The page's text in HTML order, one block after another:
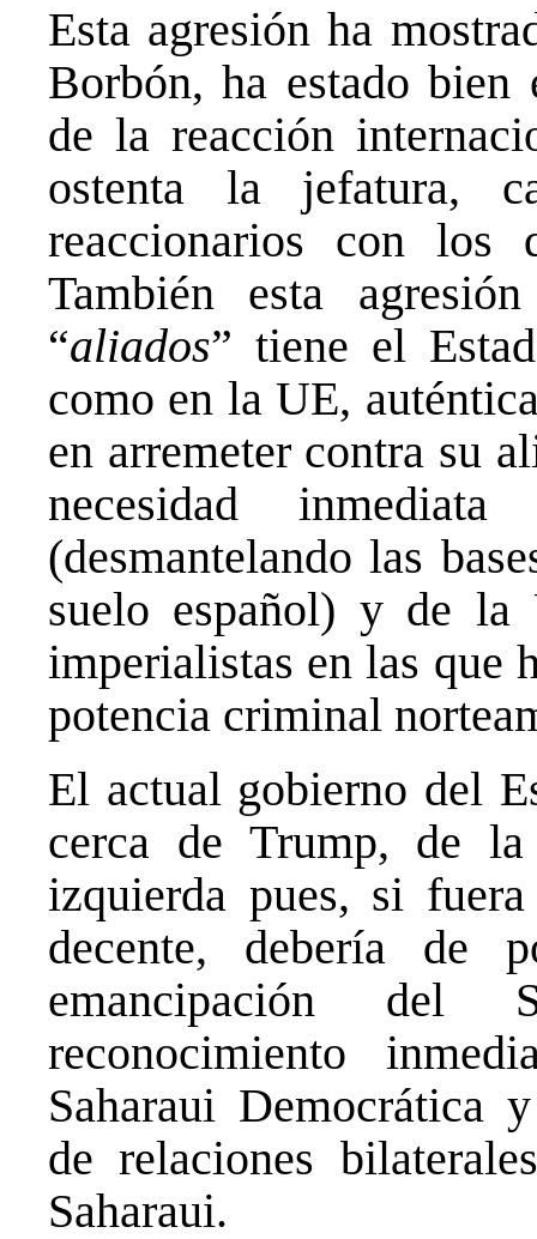
Esta agresión ha
Borbón, ha estado
de la reacción
ostenta la jefatura,
reaccionarios con los
También esta
“aliados” tiene el
como en la UE,
en arremeter contra su
necesidad
(desmantelando las
suelo español) y de la
imperialistas en las que
potencia criminal
El actual gobierno del
cerca de Trump, de
izquierda pues, si
decente, debería de
emancipación del
reconocimiento
Saharaui Democrática
de relaciones
Saharaui.